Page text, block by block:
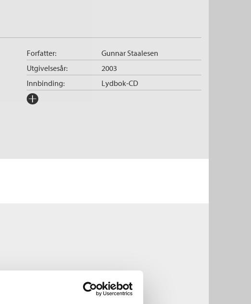
Forfatter: Gunnar Staalesen
Innbinding: Lydbok-CD
Utgivelsesår: 2003
Spilletid:
3:13
Forlag: